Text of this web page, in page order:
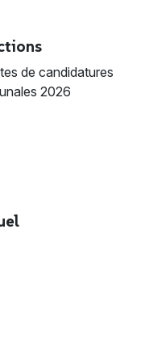
de candidatures
2026